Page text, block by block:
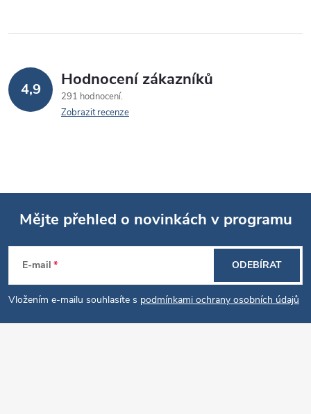
k
v
ý
4,9 Hodnocení zákazníků
291 hodnocení
Zobrazit recenze
Z
á
p
Mějte přehled o novinkách v programu
E-mail
Vložením e-mailu souhlasíte s podmínkami ochrany osobních údajů
ODEBÍRAT